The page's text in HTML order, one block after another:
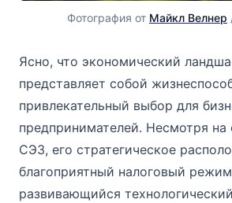
Фотография от Майкл Велнер
Ясно, что экономический
представляет собой
привлекательный выбор для
предпринимателей. Несмотря на
СЭЗ, его стратегическое
благоприятный налоговый
развивающийся